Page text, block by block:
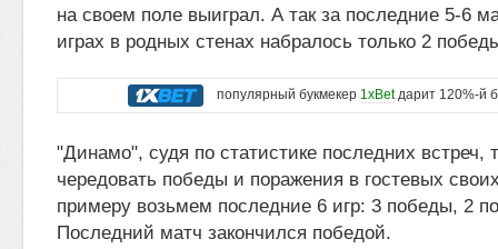
на своем поле выиграл. А так за последние 5-6
играх в родных стенах набралось только 2
популярный букмекер 1xBetдарит 120%-й
"Динамо", судя по статистике последних встреч,
чередовать победы и поражения в гостевых
примеру возьмем последние 6 игр: 3 победы, 2
Последний матч закончился победой.